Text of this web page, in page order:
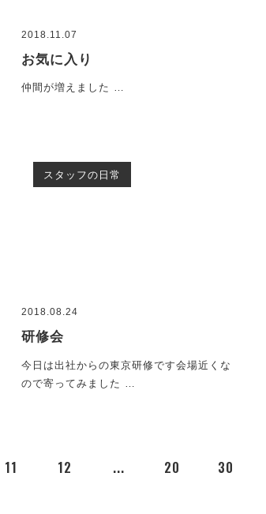
2018.11.07
お気に入り
仲間が増えました …
スタッフの日常
2018.08.24
研修会
今日は出社からの東京研修です会場近くな
ので寄ってみました …
11 12 ... 20 30